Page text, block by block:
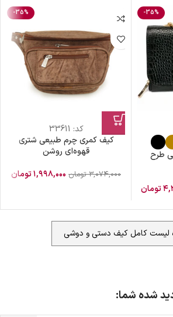
-35%
طرح
تومان
-35%
کد: 33611
کیف کمری چرم طبیعی شتری
قهوه‌ای روشن
۳,۰۷۴,۰۰۰ تومان ۱,۹۹۸,۰۰۰تومان
لیست کامل کیف دستی و دوشی
شده شما: